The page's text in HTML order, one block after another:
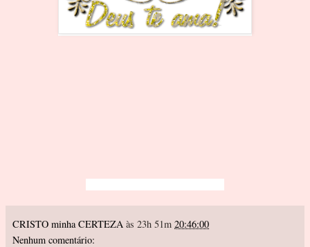
CRISTO minha CERTEZA às 23h 51m 20:46:00
Nenhum comentário: